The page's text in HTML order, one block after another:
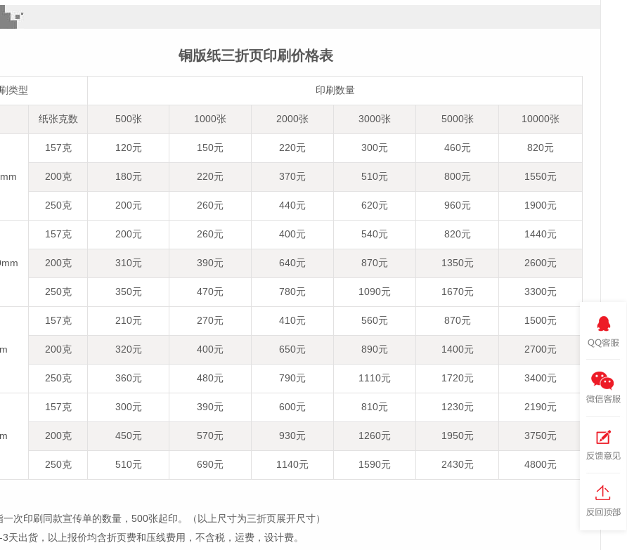
铜版纸三折页印刷价格表
类型 印刷数量
纸张克数 500张 1000张 2000张 3000张 5000张 10000张
157克 120元 150元 220元 300元 460元 820元
200克 180元 220元 370元 510元 800元 1550元
250克 200元 260元 440元 620元 960元 1900元
157克 200元 260元 400元 540元 820元 1440元
200克 310元 390元 640元 870元 1350元 2600元
250克 350元 470元 780元 1090元 1670元 3300元
157克 210元 270元 410元 560元 870元 1500元
200克 320元 400元 650元 890元 1400元 2700元
250克 360元 480元 790元 1110元 1720元 3400元
157克 300元 390元 600元 810元 1230元 2190元
200克 450元 570元 930元 1260元 1950元 3750元
250克 510元 690元 1140元 1590元 2430元 4800元
次印刷同款宣传单的数量，500张起印。（以上尺寸为三折页展开尺寸）
天出货，以上报价均含折页费和压线费用，不含税，运费，设计费。